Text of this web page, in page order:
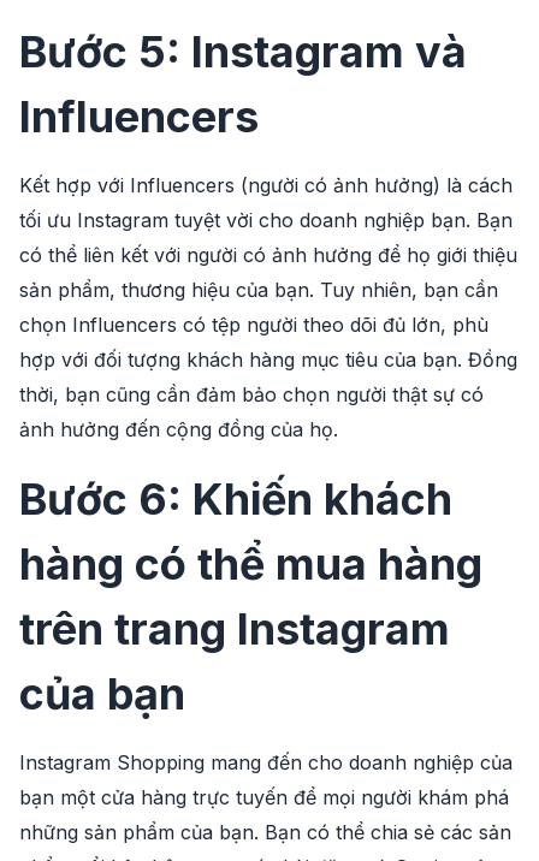
Bước 5: Instagram và
Influencers
Kết hợp với Influencers (người có ảnh hưởng) là cách
tối ưu Instagram tuyệt vời cho doanh nghiệp bạn. Bạn
có thể liên kết với người có ảnh hưởng để họ giới thiệu
sản phẩm, thương hiệu của bạn. Tuy nhiên, bạn cần
chọn Influencers có tệp người theo dõi đủ lớn, phù
hợp với đối tượng khách hàng mục tiêu của bạn. Đồng
thời, bạn cũng cần đảm bảo chọn người thật sự có
ảnh hưởng đến cộng đồng của họ.
Bước 6: Khiến khách
hàng có thể mua hàng
trên trang Instagram
của bạn
Instagram Shopping mang đến cho doanh nghiệp của
bạn một cửa hàng trực tuyến để mọi người khám phá
những sản phẩm của bạn. Bạn có thể chia sẻ các sản